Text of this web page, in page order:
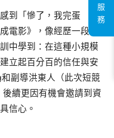
到「慘了，我完蛋
電影》，像經歷一段自
中學到：在這種小規模
立起百分百的信任與安
副導洪東人（此次短競
後續更因有機會邀請到資
信心。
服
務